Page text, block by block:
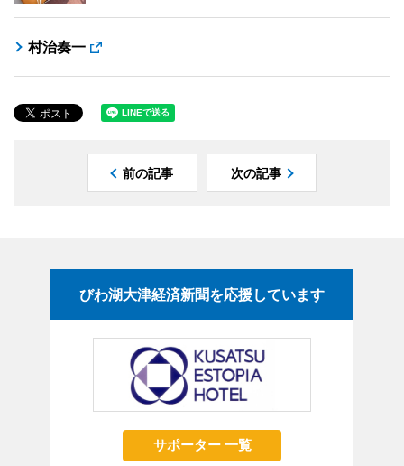
村治奏一
前の記事 次の記事
びわ湖大津経済新聞を応援しています
サポーター 一覧